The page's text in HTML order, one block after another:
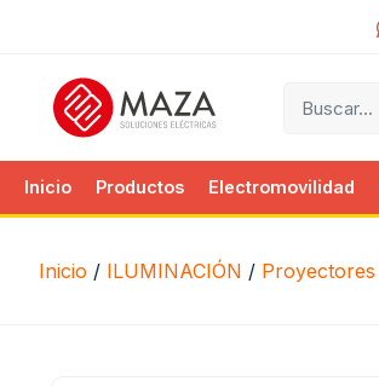
Inicio Productos Electromovilidad
Inicio / ILUMINACIÓN / Proyectores